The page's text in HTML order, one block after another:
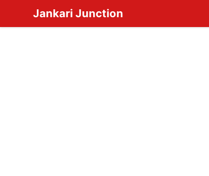
content
Jankari Junction